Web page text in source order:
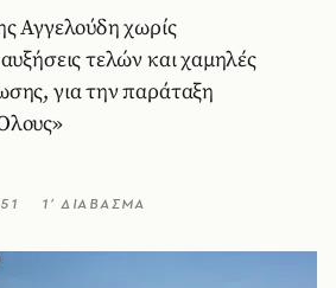
Αγγελούδη χωρίς
τελών και χαμηλές
για την παράταξη
1’ ΔΙΑΒΑΣΜΑ